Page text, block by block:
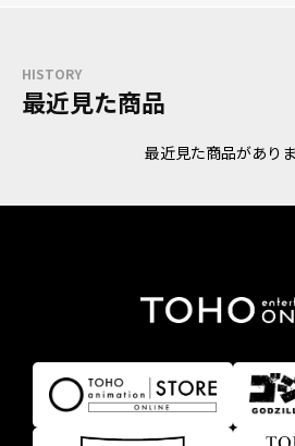
HISTORY
最近見た商品
最近見た商品がありま